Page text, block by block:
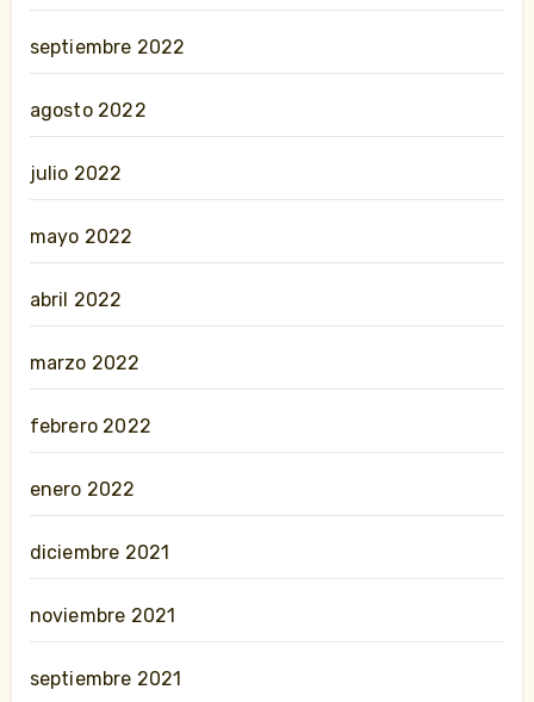
septiembre 2022
agosto 2022
julio 2022
mayo 2022
abril 2022
marzo 2022
febrero 2022
enero 2022
diciembre 2021
noviembre 2021
septiembre 2021